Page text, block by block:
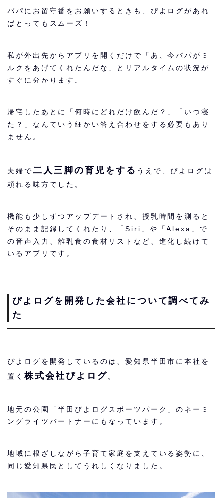
パパにお留守番をお願いするときも、ぴよログがあれ
ばとってもスムーズ！
私が外出先からアプリを開くだけで「あ、今パパがミ
ルクをあげてくれたんだな」とリアルタイムの状況が
すぐに分かります。
帰宅したあとに「何時にどれだけ飲んだ？」「いつ寝
た？」なんていう 細かい答え合わせをする必要もあり
ません。
夫婦で二人三脚の育児をする うえで、ぴよログは
頼れる味方でした。
機能も少しずつアップデートされ、授乳時間を測ると
そのまま記録してくれたり、「Siri」や「Alexa」で
の音声入力、離乳食の食材リストなど、進化し続けて
いるアプリです。
ぴよログを開発した会社について調べてみ
た
ぴよログを開発しているのは、愛知県半田市に本社を
置く株式会社ぴよログ 。
地元の公園「半田ぴよログスポーツパーク」のネーミ
ングライツパートナーにもなっています。
地域に根ざしながら子育て家庭を支えている姿勢に、
同じ愛知県民としてうれしくなりました。